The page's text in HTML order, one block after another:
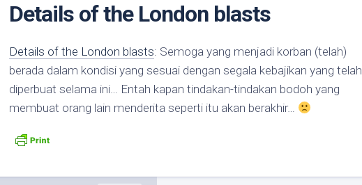
Details of the London blasts
Details of the London blasts: Semoga yang menjadi korban (telah)
berada dalam kondisi yang sesuai dengan segala kebajikan yang telah
diperbuat selama ini… Entah kapan tindakan-tindakan bodoh yang
membuat orang lain menderita seperti itu akan berakhir…